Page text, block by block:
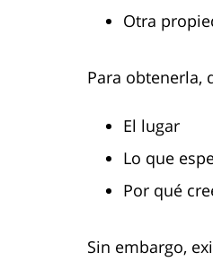
Otra
Para obtenerla,
El lugar
Lo que
Por qué
Sin embargo,